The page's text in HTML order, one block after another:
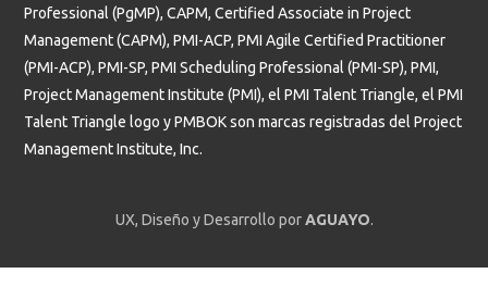
Professional (PgMP), CAPM, Certified Associate in Project
Management (CAPM), PMI-ACP, PMI Agile Certified Practitioner
(PMI-ACP), PMI-SP, PMI Scheduling Professional (PMI-SP), PMI,
Project Management Institute (PMI), el PMI Talent Triangle, el PMI
Talent Triangle logo y PMBOK son marcas registradas del Project
Management Institute, Inc.
UX, Diseño y Desarrollo porAGUAYO.